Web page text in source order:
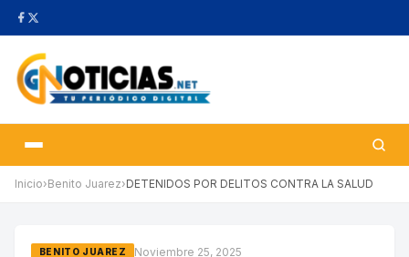
Inicio› Benito Juarez› DETENIDOS POR DELITOS CONTRA LA SALUD
BENITO JUAREZ Noviembre 25, 2025